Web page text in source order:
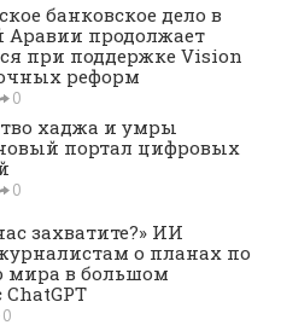
банковское дело в
Аравии продолжает
при поддержке Vision
реформ
0
хаджа и умры
портал цифровых
0
захватите?» ИИ
о планах по
мира в большом
0